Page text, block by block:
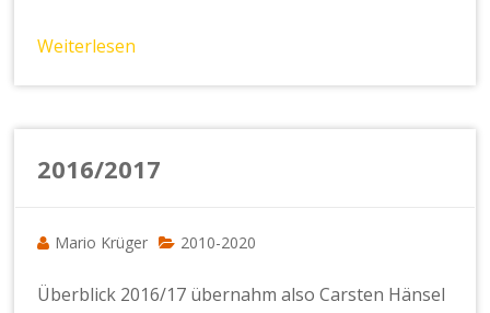
Weiterlesen
2016/2017
Mario Krüger 2010-2020
Überblick 2016/17 übernahm also Carsten Hänsel